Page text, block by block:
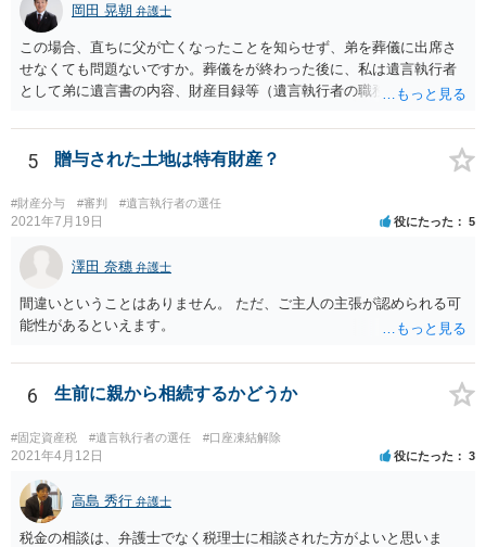
岡田 晃朝 弁護士
この場合、直ちに父が亡くなったことを知らせず、弟を葬儀に出席さ
せなくても問題ないですか。葬儀をが終わった後に、私は遺言執行者
として弟に遺言書の内容、財産目録等（遺言執行者の職務）を知らせ
るかは喪主の自由です。 呼ばなくてもかまいません。 そもそも、そう
いう法律関係にありません。 遺言の内容と遺産の総額の通知、公正証
で、対応しましょう。 そのあとは遺留分の請求などがあればそれへの
対応となるでしょう。
5 贈与された土地は特有財産？
#財産分与 #審判 #遺言執行者の選任
2021年7月19日 役にたった 5
澤田 奈穗 弁護士
間違いということはありません。 ただ、ご主人の主張が認められる可
能性があるといえます。
6 生前に親から相続するかどうか
#固定資産税 #遺言執行者の選任 #口座凍結解除
2021年4月12日 役にたった 3
高島 秀行 弁護士
税金の相談は、弁護士でなく税理士に相談された方がよいと思いま